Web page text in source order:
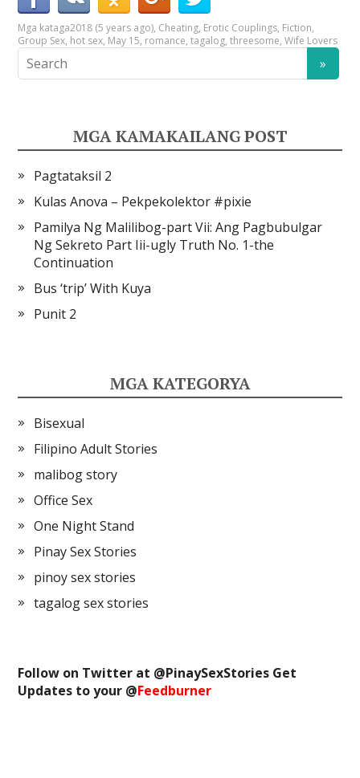
Mga kataga2018 (5 years ago), Cheating, Erotic Couplings, Fiction,
Group Sex, hot sex, May 15, romance,tagalog,threesome,Wife Lovers
MGA KAMAKAILANG POST
Pagtataksil 2
Kulas Anova – Pekpekolektor #pixie
Pamilya Ng Malilibog-part Vii: Ang Pagbubulgar
Ng Sekreto Part Iii-ugly Truth No. 1-the
Continuation
Bus ‘trip’ With Kuya
Punit 2
MGA KATEGORYA
Bisexual
Filipino Adult Stories
malibog story
Office Sex
One Night Stand
Pinay Sex Stories
pinoy sex stories
tagalog sex stories
Follow on Twitter at @PinaySexStories Get
Updates to your @Feedburner